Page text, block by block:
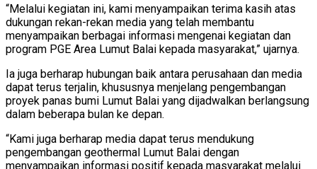
“Melalui kegiatan ini, kami menyampaikan terima kasih atas
dukungan rekan-rekan media yang telah membantu
menyampaikan berbagai informasi mengenai kegiatan dan
program PGE Area Lumut Balai kepada masyarakat,” ujarnya.
Ia juga berharap hubungan baik antara perusahaan dan media
dapat terus terjalin, khususnya menjelang pengembangan
proyek panas bumi Lumut Balai yang dijadwalkan berlangsung
dalam beberapa bulan ke depan.
“Kami juga berharap media dapat terus mendukung
pengembangan geothermal Lumut Balai dengan
menyampaikan informasi positif kepada masyarakat melalui